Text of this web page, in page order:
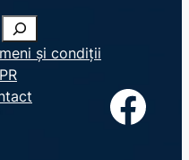
și condiții
Facebook